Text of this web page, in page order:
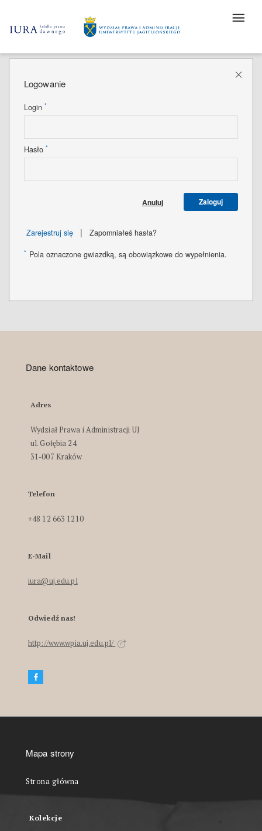
Logowanie
Login *
Hasło *
Anuluj Zaloguj
Zarejestruj się | Zapomniałeś hasła?
* Pola oznaczone gwiazdką, są obowiązkowe do wypełnienia.
Dane kontaktowe
Adres
Wydział Prawa i Administracji UJ
ul. Gołębia 24
31-007 Kraków
Telefon
+48 12 663 1210
E-Mail
iura@uj.edu.pl
Odwiedź nas!
http://www.wpia.uj.edu.pl/
Mapa strony
Strona główna
Kolekcje